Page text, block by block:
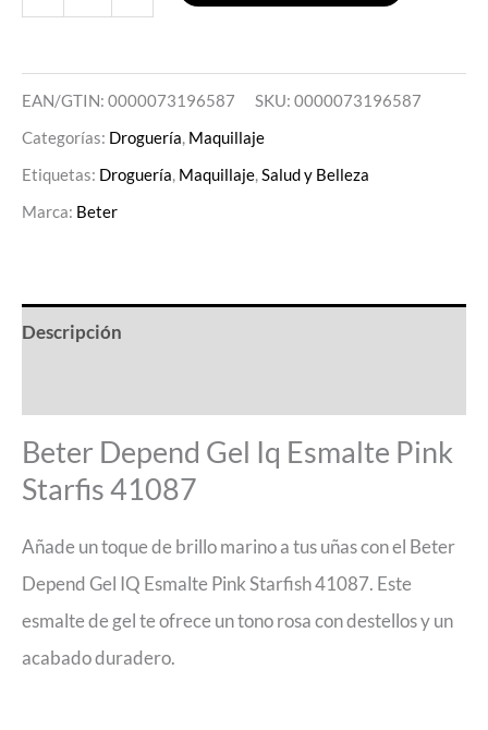
EAN/GTIN: 0000073196587 SKU: 0000073196587
Categorías: Droguería, Maquillaje
Etiquetas: Droguería, Maquillaje,Salud y Belleza
Marca: Beter
Descripción
Beter Depend Gel Iq Esmalte Pink
Starfis 41087
Añade un toque de brillo marino a tus uñas con el Beter
Depend Gel IQ Esmalte Pink Starfish 41087. Este
esmalte de gel te ofrece un tono rosa con destellos y un
acabado duradero.